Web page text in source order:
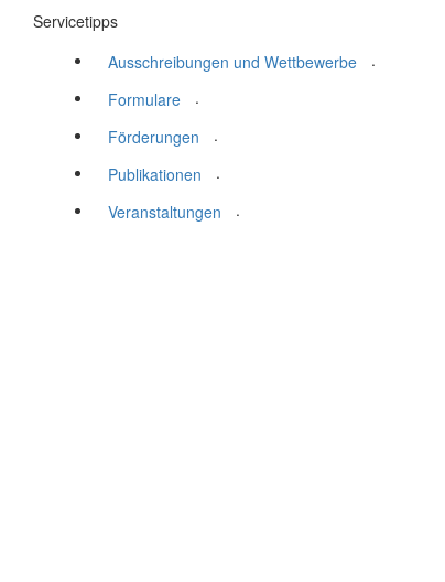
Servicetipps
Ausschreibungen und Wettbewerbe
.
Formulare
.
Förderungen
.
Publikationen
.
Veranstaltungen
.